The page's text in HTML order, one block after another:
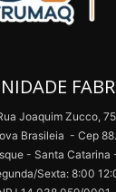
Joaquim Zucco,
Brasileia - Cep
- Santa Catarina
Sexta: 8:00